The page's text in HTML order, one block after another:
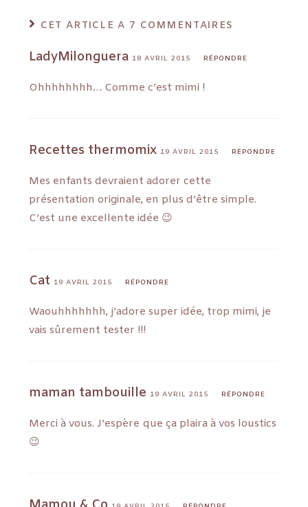
CET ARTICLE A 7 COMMENTAIRES
LadyMilonguera 18 AVRIL 2015 RÉPONDRE
Ohhhhhhhh… Comme c’est mimi !
Recettes thermomix 19 AVRIL 2015 RÉPONDRE
Mes enfants devraient adorer cette
présentation originale, en plus d’être simple.
C’est une excellente idée 😉
Cat 19 AVRIL 2015 RÉPONDRE
Waouhhhhhhh, j’adore super idée, trop mimi, je
vais sûrement tester !!!
maman tambouille 19 AVRIL 2015 RÉPONDRE
Merci à vous. J’espère que ça plaira à vos loustics
😉